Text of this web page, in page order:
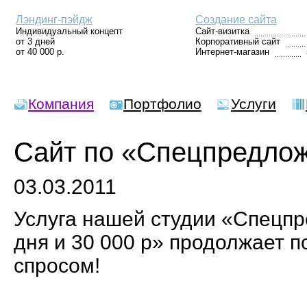
Лэндинг-пэйдж
Индивидуальный концепт
от 3 дней
от 40 000 р.
Создание сайта
Сайт-визитка
Корпоративный сайт
Интернет-магазин
Компания Портфолио Услуги
Сайт по
03.03.2011
Услуга нашей студии
дня и 30 000 р» продолжает
спросом!